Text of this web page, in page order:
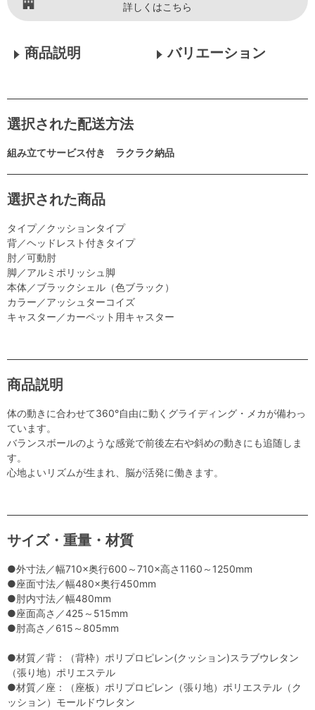
詳しくはこちら
商品説明 バリエーション
選択された配送方法
組み立てサービス付き ラクラク納品
選択された商品
タイプ／クッションタイプ
背／ヘッドレスト付きタイプ
肘／可動肘
脚／アルミポリッシュ脚
本体／ブラックシェル（色ブラック）
カラー／アッシュターコイズ
キャスター／カーペット用キャスター
商品説明
体の動きに合わせて360°自由に動くグライディング・メカが備わっ
ています。
バランスボールのような感覚で前後左右や斜めの動きにも追随しま
す。
心地よいリズムが生まれ、脳が活発に働きます。
サイズ・重量・材質
●外寸法／幅710×奥行600～710×高さ1160～1250mm
●座面寸法／幅480×奥行450mm
●肘内寸法／幅480mm
●座面高さ／425～515mm
●肘高さ／615～805mm
●材質／背：（背枠）ポリプロピレン(クッション)スラブウレタン
（張り地）ポリエステル
●材質／座：（座板）ポリプロピレン（張り地）ポリエステル（ク
ッション）モールドウレタン